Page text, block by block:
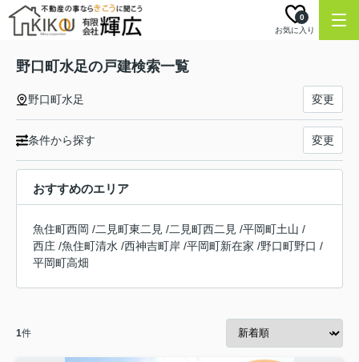
お気に入り
0
野口町水足の戸建検索一覧
野口町水足 変更
条件から探す 変更
おすすめのエリア
魚住町西岡 /二見町東二見 /二見町西二見 /平岡町土山 /
西庄 /魚住町清水 /西神吉町岸 /平岡町新在家 /野口町野口 /
平岡町高畑
1件